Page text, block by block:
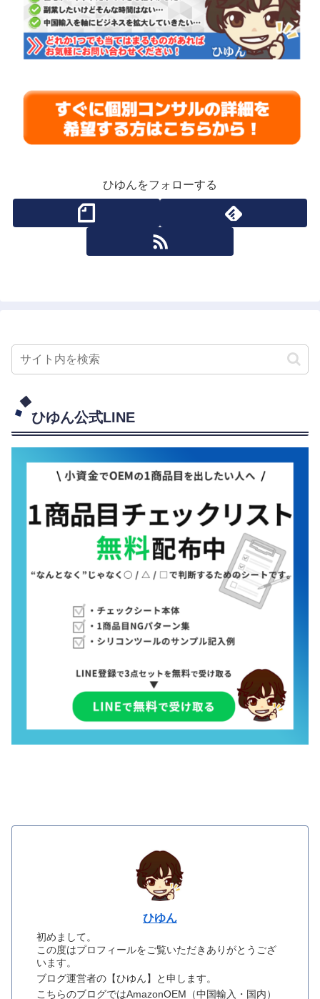
ひゆんをフォローする
ひゆん公式LINE
ひゆん
初めまして。
この度はプロフィールをご覧いただきありがとうござ
います。
ブログ運営者の【ひゆん】と申します。
こちらのブログではAmazonOEM（中国輸入・国内）